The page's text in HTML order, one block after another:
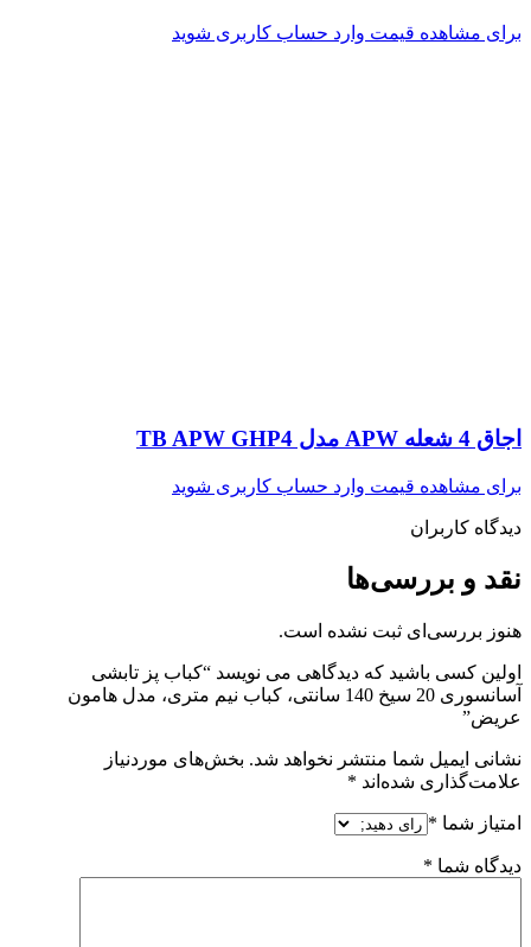
برای مشاهده قیمت وارد حساب کاربری شوید
اجاق 4 شعله APW مدل TB APW GHP4
برای مشاهده قیمت وارد حساب کاربری شوید
دیدگاه کاربران
نقد و بررسی‌ها
هنوز بررسی‌ای ثبت نشده است.
اولین کسی باشید که دیدگاهی می نویسد “کباب پز تابشی
آسانسوری 20 سیخ 140 سانتی، کباب نیم متری، مدل هامون
عریض”
نشانی ایمیل شما منتشر نخواهد شد. بخش‌های موردنیاز
علامت‌گذاری شده‌اند *
امتیاز شما *
دیدگاه شما *